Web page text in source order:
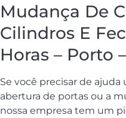
Mudança De
Cilindros E
Horas – Porto
Se você precisar de
abertura de portas ou a
nossa empresa tem um